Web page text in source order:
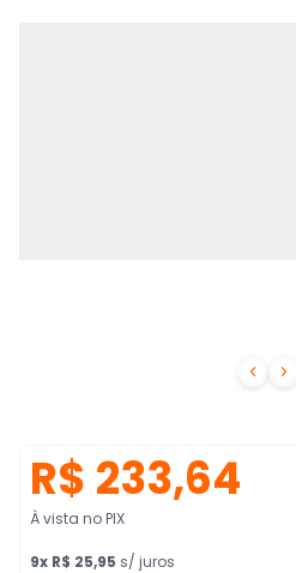
 
R$ 233,64
À vista no PIX
9x R$ 25,95 s/ juros